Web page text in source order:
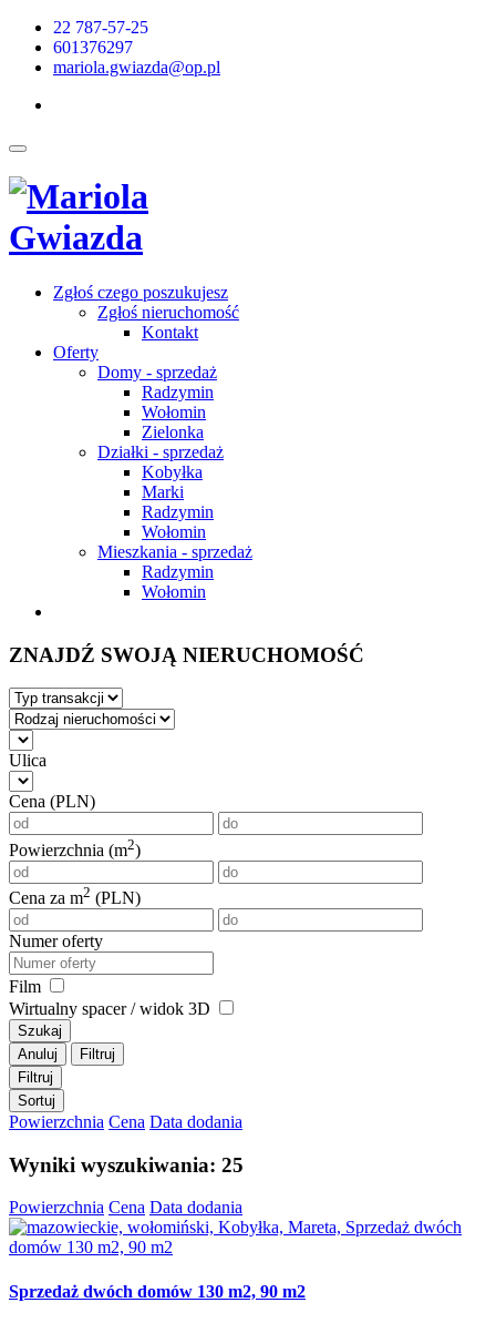
22 787-57-25
601376297
mariola.gwiazda@op.pl
Zgłoś czego poszukujesz
Zgłoś nieruchomość
Kontakt
Oferty
Domy - sprzedaż
Radzymin
Wołomin
Zielonka
Działki - sprzedaż
Kobyłka
Marki
Radzymin
Wołomin
Mieszkania - sprzedaż
Radzymin
Wołomin
ZNAJDŹ SWOJĄ NIERUCHOMOŚĆ
Ulica
Cena (PLN)
Powierzchnia (m2)
Cena za m2 (PLN)
Numer oferty
Film
Wirtualny spacer / widok 3D
Szukaj
Anuluj
Filtruj
Filtruj
Sortuj
Powierzchnia Cena Data dodania
Wyniki wyszukiwania: 25
Powierzchnia Cena Data dodania
Sprzedaż dwóch domów 130 m2, 90 m2